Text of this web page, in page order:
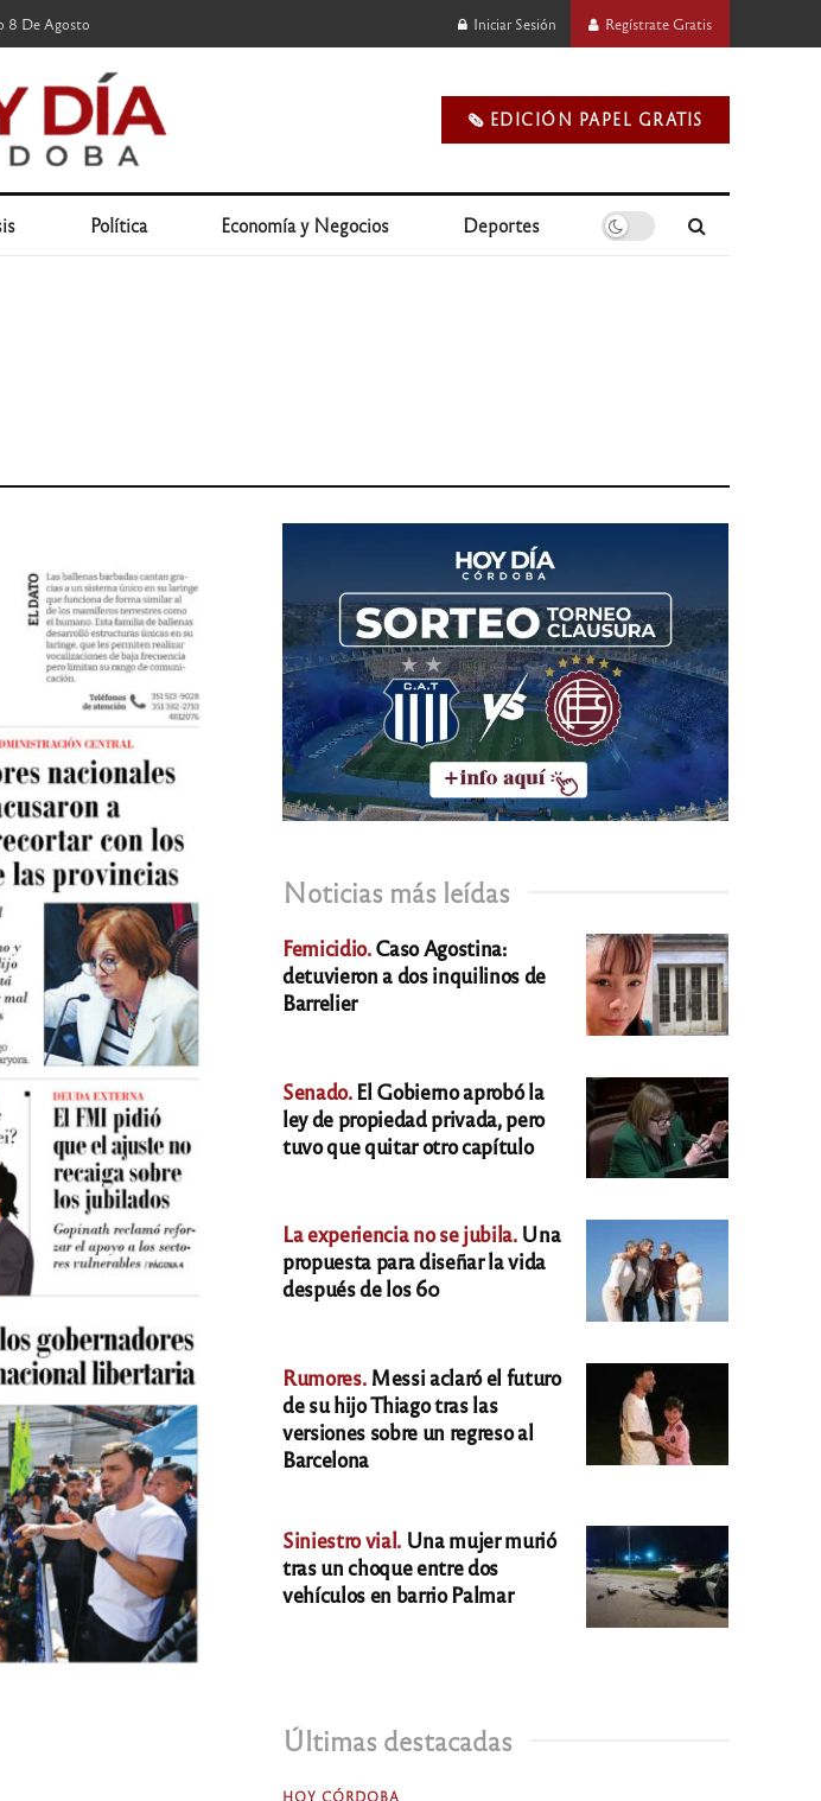
8 De Agosto Iniciar Sesión Regístrate Gratis
🗞️ EDICIÓN PAPEL GRATIS
Política Economía y Negocios Deportes
Noticias más leídas
Femicidio.Caso Agostina:
detuvieron a dos inquilinos de
Barrelier
Senado.El Gobierno aprobó la
ley de propiedad privada, pero
tuvo que quitar otro capítulo
La experiencia no se jubila.Una
propuesta para diseñar la vida
después de los 60
Rumores.Messi aclaró el futuro
de su hijo Thiago tras las
versiones sobre un regreso al
Barcelona
Siniestro vial. Una mujer murió
tras un choque entre dos
vehículos en barrio Palmar
Últimas destacadas
HOY CÓRDOBA